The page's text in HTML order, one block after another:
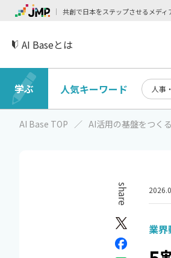
共創で日本をステップさせるメディ
AI Baseとは
学ぶ 人気キーワード 人事
AI Base TOP AI活用の基盤をつくる
業界
share